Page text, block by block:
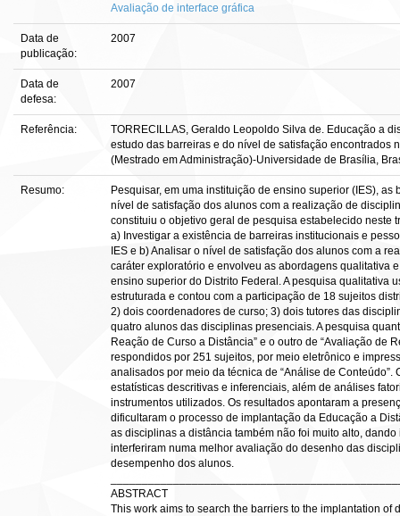
Avaliação de interface gráfica
Data de
publicação:
2007
Data de
defesa:
2007
Referência:
TORRECILLAS, Geraldo Leopoldo Silva de. Educação a
estudo das barreiras e do nível de satisfação encontrados
(Mestrado em Administração)-Universidade de Brasília,
Resumo:
Pesquisar, em uma instituição de ensino superior (IES),
nível de satisfação dos alunos com a realização de
constituiu o objetivo geral de pesquisa estabelecido neste
a) Investigar a existência de barreiras institucionais e
IES e b) Analisar o nível de satisfação dos alunos com a
caráter exploratório e envolveu as abordagens qualitativa
ensino superior do Distrito Federal. A pesquisa qualitativa
estruturada e contou com a participação de 18 sujeitos
2) dois coordenadores de curso; 3) dois tutores das
quatro alunos das disciplinas presenciais. A pesquisa
Reação de Curso a Distância” e o outro de “Avaliação de
respondidos por 251 sujeitos, por meio eletrônico e
analisados por meio da técnica de “Análise de
estatísticas descritivas e inferenciais, além de análises
instrumentos utilizados. Os resultados apontaram a
dificultaram o processo de implantação da Educação a
as disciplinas a distância também não foi muito alto,
interferiram numa melhor avaliação do desenho das
desempenho dos alunos.
ABSTRACT
This work aims to search the barriers to the implantation